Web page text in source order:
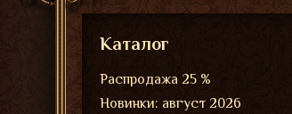
Каталог
Распродажа 25 %
Новинки: август 2026